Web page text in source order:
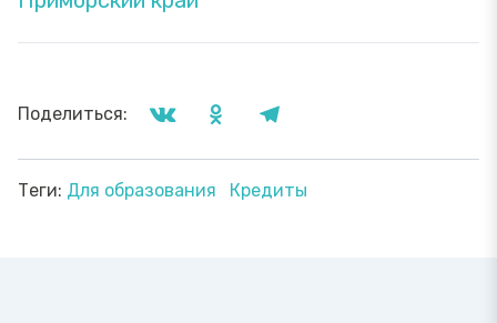
Поделиться:
Теги: Для образования Кредиты